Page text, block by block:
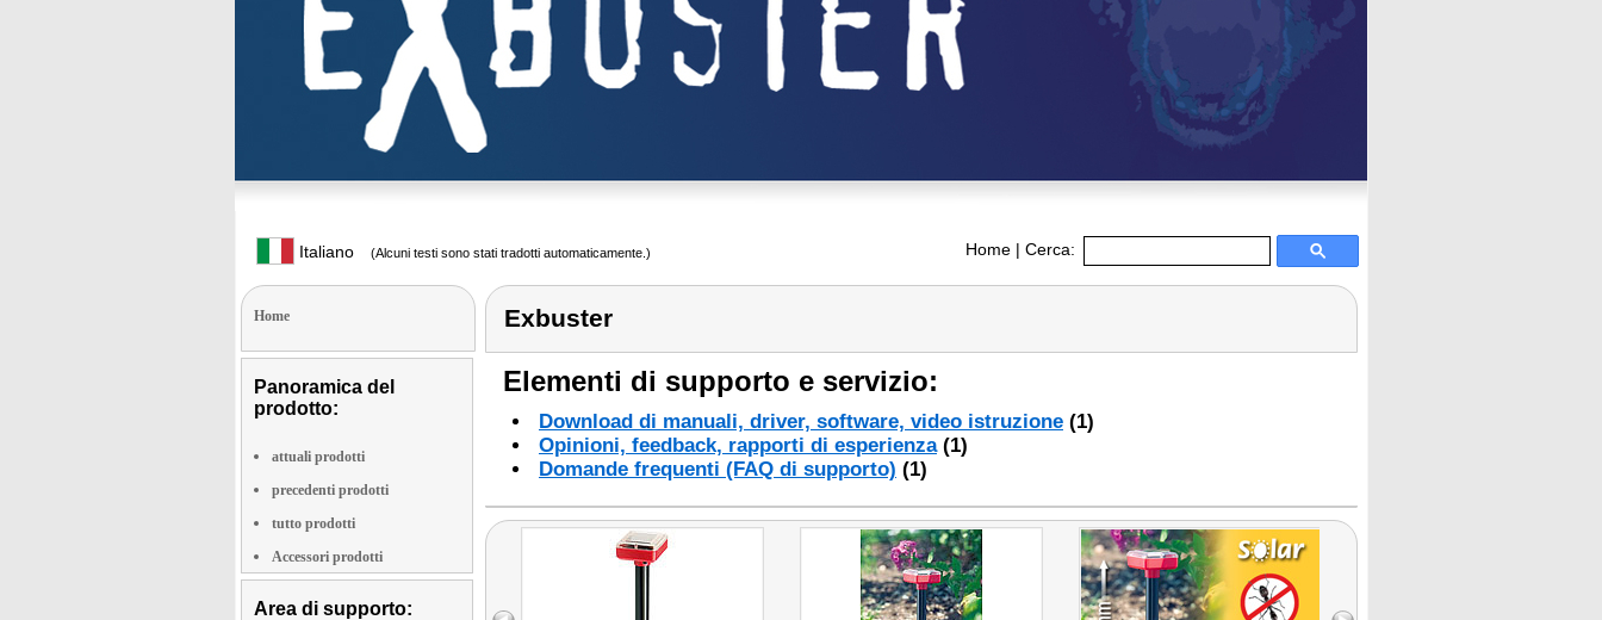
Italiano (Alcuni testi sono stati tradotti automaticamente.) Home | Cerca:
Home
Panoramica del
prodotto:
attuali prodotti
precedenti prodotti
tutto prodotti
Accessori prodotti
Area di supporto:
Exbuster
Elementi di supporto e servizio:
Download di manuali, driver, software, video istruzione (1)
Opinioni, feedback, rapporti di esperienza(1)
Domande frequenti (FAQ di supporto) (1)